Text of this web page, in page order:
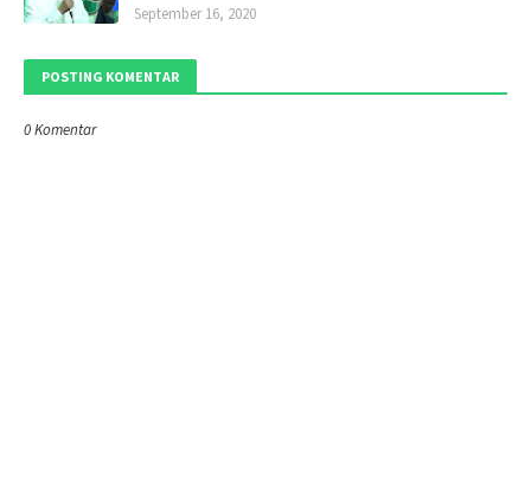
September 16, 2020
POSTING KOMENTAR
0 Komentar